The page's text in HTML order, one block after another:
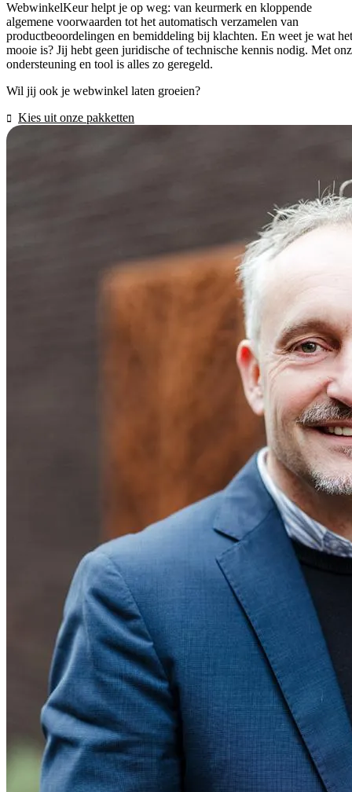
WebwinkelKeur helpt je op weg: van keurmerk en kloppende
algemene voorwaarden tot het automatisch verzamelen van
productbeoordelingen en bemiddeling bij klachten. En weet je wat het
mooie is? Jij hebt geen juridische of technische kennis nodig. Met
ondersteuning en tool is alles zo geregeld.
Wil jij ook je webwinkel laten groeien?
Kies uit onze pakketten